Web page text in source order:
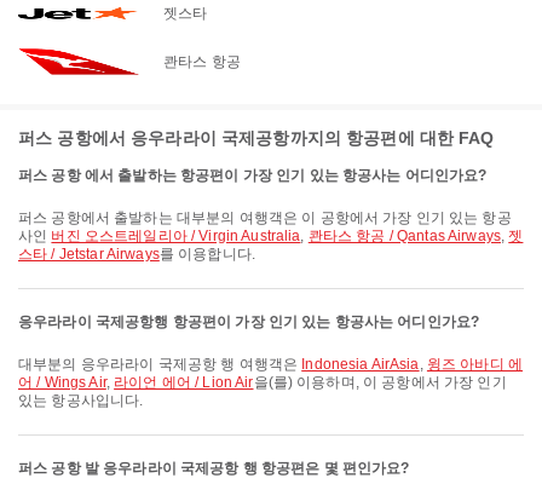
젯스타
콴타스 항공
퍼스 공항에서 응우라라이 국제공항까지의 항공편에 대한 FAQ
퍼스 공항 에서 출발하는 항공편이 가장 인기 있는 항공사는 어디인가요?
퍼스 공항에서 출발하는 대부분의 여행객은 이 공항에서 가장 인기 있는 항공
사인 버진 오스트레일리아 / Virgin Australia, 콴타스 항공 / Qantas Airways,젯
스타 / Jetstar Airways를 이용합니다.
응우라라이 국제공항행 항공편이 가장 인기 있는 항공사는 어디인가요?
대부분의 응우라라이 국제공항 행 여행객은 Indonesia AirAsia, 윙즈 아바디 에
어 / Wings Air, 라이언 에어 / Lion Air을(를) 이용하며, 이 공항에서 가장 인기
있는 항공사입니다.
퍼스 공항 발 응우라라이 국제공항 행 항공편은 몇 편인가요?